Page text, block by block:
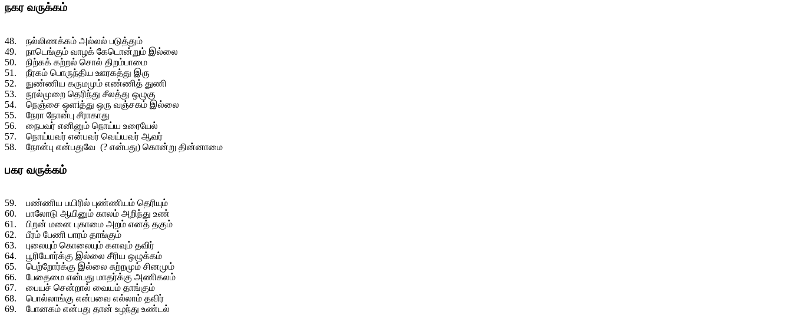
நகர வருக்கம்
48. நல்லிணக்கம் அல்லல் படுத்தும்
49. நாடெங்கும் வாழக் கேடொன்றும் இல்லை
50. நிற்கக் கற்றல் சொல் திறம்பாமை
51. நீரகம் பொருந்திய ஊரகத்து இரு
52. நுண்ணிய கருமமும் எண்ணித் துணி
53. நூல்முறை தெரிந்து சீலத்து ஒழுகு
54. நெஞ்சை ஒளiத்து ஒரு வஞ்சகம் இல்லை
55. நேரா நோன்பு சீராகாது
56. நைபவர் எனினும் நொய்ய உரையேல்
57. நொய்யவர் என்பவர் வெய்யவர் ஆவர்
58. நோன்பு என்பதுவே (? என்பது) கொன்று தின்னாமை
பகர வருக்கம்
59. பண்ணிய பயிரில் புண்ணியம் தெரியும்
60. பாலோடு ஆயினும் காலம் அறிந்து உண்
61. பிறன் மனை புகாமை அறம் எனத் தகும்
62. பீரம் பேணி பாரம் தாங்கும்
63. புலையும் கொலையும் களவும் தவிர்
64. பூரியோர்க்கு இல்லை சீரிய ஒழுக்கம்
65. பெற்றோர்க்கு இல்லை சுற்றமும் சினமும்
66. பேதைமை என்பது மாதர்க்கு அணிகலம்
67. பையச் சென்றால் வையம் தாங்கும்
68. பொல்லாங்கு என்பவை எல்லாம் தவிர்
69. போனகம் என்பது தான் உழந்து உண்டல்